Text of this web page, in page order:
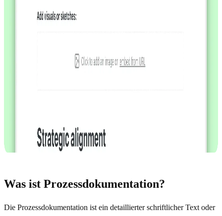
Was ist Prozessdokumentation?
Die Prozessdokumentation ist ein detaillierter schriftlicher Text oder